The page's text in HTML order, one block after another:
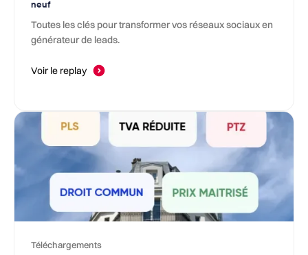
neuf
Toutes les clés pour transformer vos réseaux sociaux en
générateur de leads.
Voir le replay
Téléchargements